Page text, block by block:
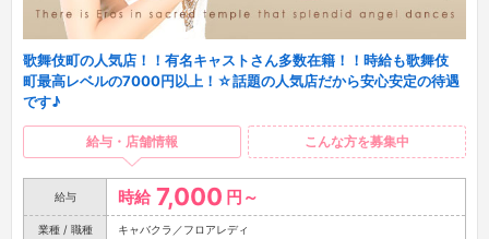
歌舞伎町の人気店！！有名キャストさん多数在籍！！時給も歌舞伎
町最高レベルの7000円以上！☆話題の人気店だから安心安定の待遇
です♪
給与・店舗情報 こんな方を募集中
給与 時給 7,000 円～
業種 / 職種 キャバクラ／フロアレディ